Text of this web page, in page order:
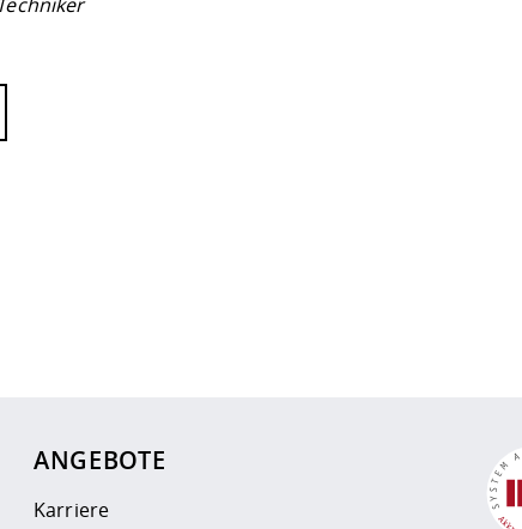
ANGEBOTE
Karriere